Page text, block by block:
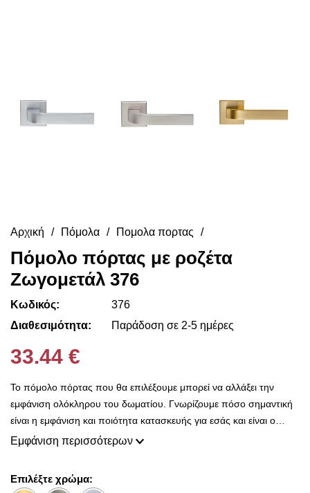
Αρχική Πόμολα Πομολα πορτας
Πόμολο πόρτας με ροζέτα
Ζωγομετάλ 376
Κωδικός:
376
Διαθεσιμότητα:
Παράδοση σε 2-5 ημέρες
33.44 €
Το πόμολο πόρτας που θα επιλέξουμε μπορεί να αλλάξει την
εμφάνιση ολόκληρου του δωματίου. Γνωρίζουμε πόσο σημαντική
είναι η εμφάνιση και ποιότητα κατασκευής για εσάς και είναι ο
λόγος που εδώ στο Decorama Home έχουμε μια τεράστια ποικιλία
ανανεώσετε την υφιστάμενη, με ένα τόσο ευρύ φάσμα
Εμφάνιση περισσότερων
Επιλέξτε χρώμα: